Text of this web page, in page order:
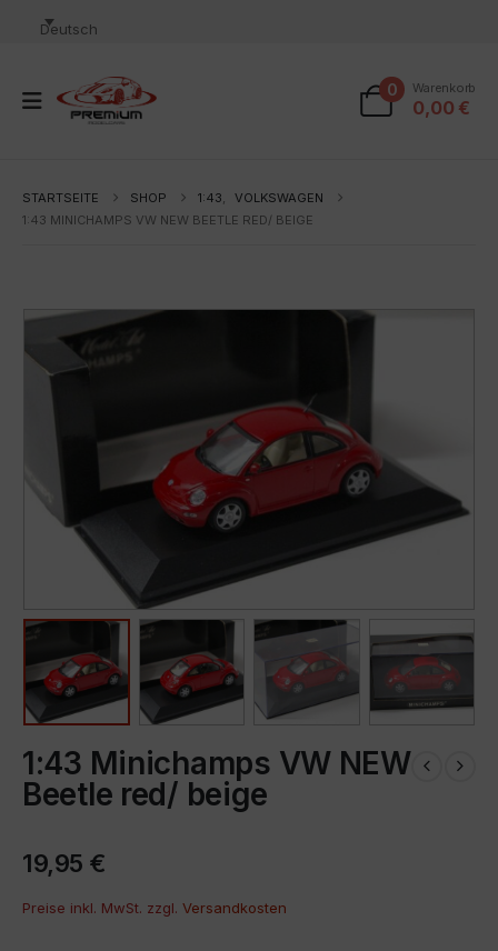
Deutsch
0 Warenkorb
0,00 €
STARTSEITE SHOP 1:43,
VOLKSWAGEN
1:43 MINICHAMPS VW NEW BEETLE RED/ BEIGE
1:43 Minichamps VW NEW
Beetle red/ beige
19,95 €
Preise inkl. MwSt. zzgl. Versandkosten